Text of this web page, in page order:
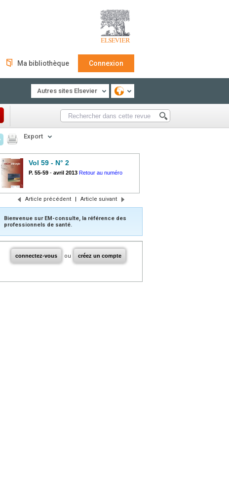
Ma bibliothèque Connexion
Autres sites Elsevier
Export
Vol 59 - N° 2
P. 55-59 - avril 2013 Retour au numéro
Article précédent | Article suivant
Bienvenue sur EM-consulte, la référence des
professionnels de santé.
connectez-vous ou créez un compte